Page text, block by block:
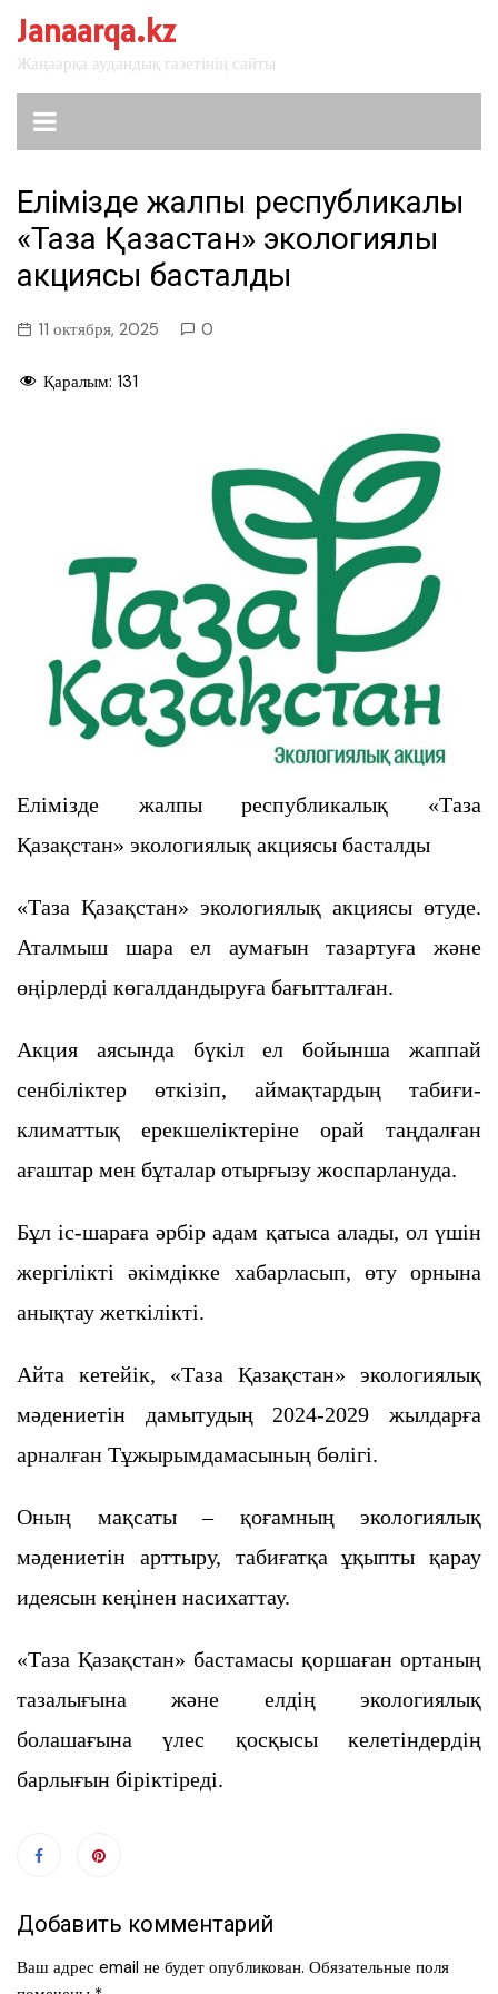
содержанию
Janaarqa.kz
Жаңаарқа аудандық газетінің сайты
Елімізде жалпы республикалық
«Таза Қазақстан» экологиялық
акциясы басталды
11 октября, 2025 0
Қаралым: 131
Елімізде жалпы республикалық «Таза
Қазақстан» экологиялық акциясы басталды
«Таза Қазақстан» экологиялық акциясы өтуде.
Аталмыш шара ел аумағын тазартуға және
өңірлерді көгалдандыруға бағытталған.
Акция аясында бүкіл ел бойынша жаппай
сенбіліктер өткізіп, аймақтардың табиғи-
климаттық ерекшеліктеріне орай таңдалған
ағаштар мен бұталар отырғызу жоспарлануда.
Бұл іс-шараға әрбір адам қатыса алады, ол үшін
жергілікті әкімдікке хабарласып, өту орнына
анықтау жеткілікті.
Айта кетейік, «Таза Қазақстан» экологиялық
мәдениетін дамытудың 2024-2029 жылдарға
арналған Тұжырымдамасының бөлігі.
Оның мақсаты – қоғамның экологиялық
мәдениетін арттыру, табиғатқа ұқыпты қарау
идеясын кеңінен насихаттау.
«Таза Қазақстан» бастамасы қоршаған ортаның
тазалығына және елдің экологиялық
болашағына үлес қосқысы келетіндердің
барлығын біріктіреді.
Добавить комментарий
Ваш адрес email не будет опубликован. Обязательные поля